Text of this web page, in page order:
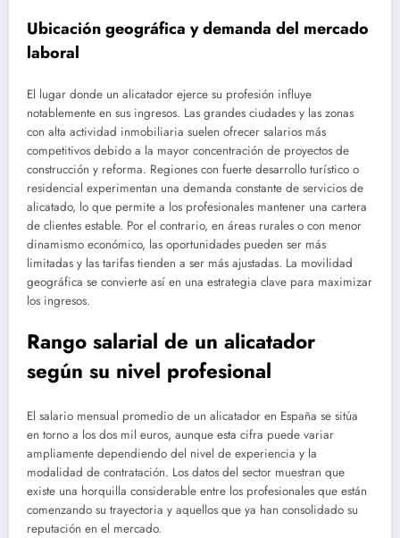
Ubicación geográfica y demanda del mercado
laboral
El lugar donde un alicatador ejerce su profesión influye
notablemente en sus ingresos. Las grandes ciudades y las zonas
con alta actividad inmobiliaria suelen ofrecer salarios más
competitivos debido a la mayor concentración de proyectos de
construcción y reforma. Regiones con fuerte desarrollo turístico o
residencial experimentan una demanda constante de servicios de
alicatado, lo que permite a los profesionales mantener una cartera
de clientes estable. Por el contrario, en áreas rurales o con menor
dinamismo económico, las oportunidades pueden ser más
limitadas y las tarifas tienden a ser más ajustadas. La movilidad
geográfica se convierte así en una estrategia clave para maximizar
los ingresos.
Rango salarial de un alicatador
según su nivel profesional
El salario mensual promedio de un alicatador en España se sitúa
en torno a los dos mil euros, aunque esta cifra puede variar
ampliamente dependiendo del nivel de experiencia y la
modalidad de contratación. Los datos del sector muestran que
existe una horquilla considerable entre los profesionales que están
comenzando su trayectoria y aquellos que ya han consolidado su
reputación en el mercado.